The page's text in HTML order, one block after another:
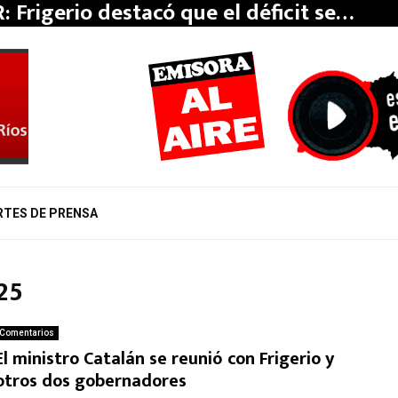
Frigerio destacó que el déficit se…
DE PRENSA
Comentarios
ministro Catalán se reunió con Frigerio y
dos gobernadores